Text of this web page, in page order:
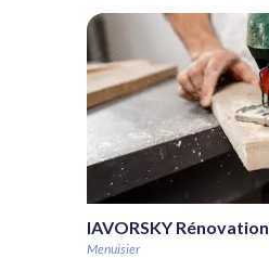
IAVORSKY Rénovation
Menuisier